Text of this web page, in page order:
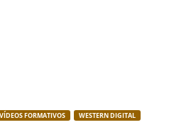
VÍDEOS FORMATIVOS WESTERN DIGITAL